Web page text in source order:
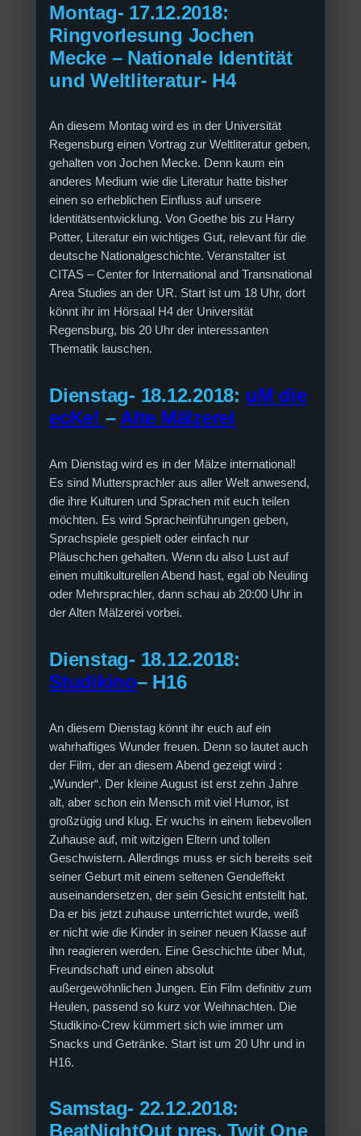
Montag- 17.12.2018:
Ringvorlesung Jochen
Mecke – Nationale Identität
und Weltliteratur- H4
An diesem Montag wird es in der Universität
Regensburg einen Vortrag zur Weltliteratur geben,
gehalten von Jochen Mecke. Denn kaum ein
anderes Medium wie die Literatur hatte bisher
einen so erheblichen Einfluss auf unsere
Identitätsentwicklung. Von Goethe bis zu Harry
Potter, Literatur ein wichtiges Gut, relevant für die
deutsche Nationalgeschichte. Veranstalter ist
CITAS – Center for International and Transnational
Area Studies an der UR. Start ist um 18 Uhr, dort
könnt ihr im Hörsaal H4 der Universität
Regensburg, bis 20 Uhr der interessanten
Thematik lauschen.
Dienstag- 18.12.2018: uM die
ecKe! – Alte Mälzerei
Am Dienstag wird es in der Mälze international!
Es sind Muttersprachler aus aller Welt anwesend,
die ihre Kulturen und Sprachen mit euch teilen
möchten. Es wird Spracheinführungen geben,
Sprachspiele gespielt oder einfach nur
Pläuschchen gehalten. Wenn du also Lust auf
einen multikulturellen Abend hast, egal ob Neuling
oder Mehrsprachler, dann schau ab 20:00 Uhr in
der Alten Mälzerei vorbei.
Dienstag- 18.12.2018:
Studikino– H16
An diesem Dienstag könnt ihr euch auf ein
wahrhaftiges Wunder freuen. Denn so lautet auch
der Film, der an diesem Abend gezeigt wird :
„Wunder“. Der kleine August ist erst zehn Jahre
alt, aber schon ein Mensch mit viel Humor, ist
großzügig und klug. Er wuchs in einem liebevollen
Zuhause auf, mit witzigen Eltern und tollen
Geschwistern. Allerdings muss er sich bereits seit
seiner Geburt mit einem seltenen Gendeffekt
auseinandersetzen, der sein Gesicht entstellt hat.
Da er bis jetzt zuhause unterrichtet wurde, weiß
er nicht wie die Kinder in seiner neuen Klasse auf
ihn reagieren werden. Eine Geschichte über Mut,
Freundschaft und einen absolut
außergewöhnlichen Jungen. Ein Film definitiv zum
Heulen, passend so kurz vor Weihnachten. Die
Studikino-Crew kümmert sich wie immer um
Snacks und Getränke. Start ist um 20 Uhr und in
H16.
Samstag- 22.12.2018:
BeatNightOut pres. Twit One